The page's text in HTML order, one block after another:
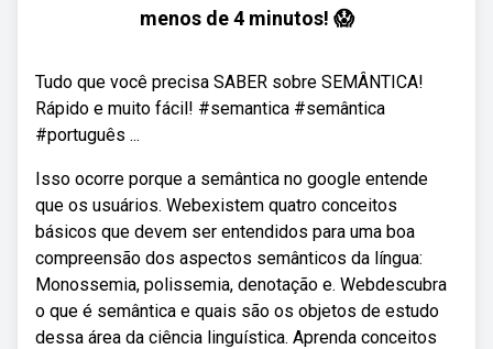
menos de 4 minutos! 😱
Tudo que você precisa SABER sobre SEMÂNTICA!
Rápido e muito fácil! #semantica #semântica
#português ...
Isso ocorre porque a semântica no google entende
que os usuários. Webexistem quatro conceitos
básicos que devem ser entendidos para uma boa
compreensão dos aspectos semânticos da língua:
Monossemia, polissemia, denotação e. Webdescubra
o que é semântica e quais são os objetos de estudo
dessa área da ciência linguística. Aprenda conceitos